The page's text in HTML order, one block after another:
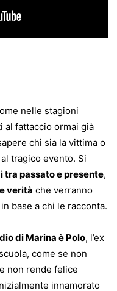
nelle stagioni
al fattaccio ormai già
chi sia la vittima o
tragico evento. Si
tra passato e presente,
verità che verranno
base a chi le racconta.
di Marina è Polo, l’ex
come se non
non rende felice
innamorato